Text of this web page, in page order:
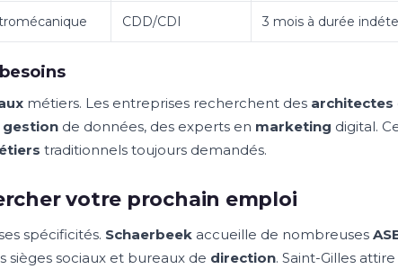
CDD/CDI 3 mois à durée
métiers. Les entreprises recherchent des architectes
gestion de données, des experts en marketing digital.
traditionnels toujours demandés.
votre prochain emploi
spécificités. Schaerbeek accueille de nombreuses
sièges sociaux et bureaux de direction. Saint-Gilles